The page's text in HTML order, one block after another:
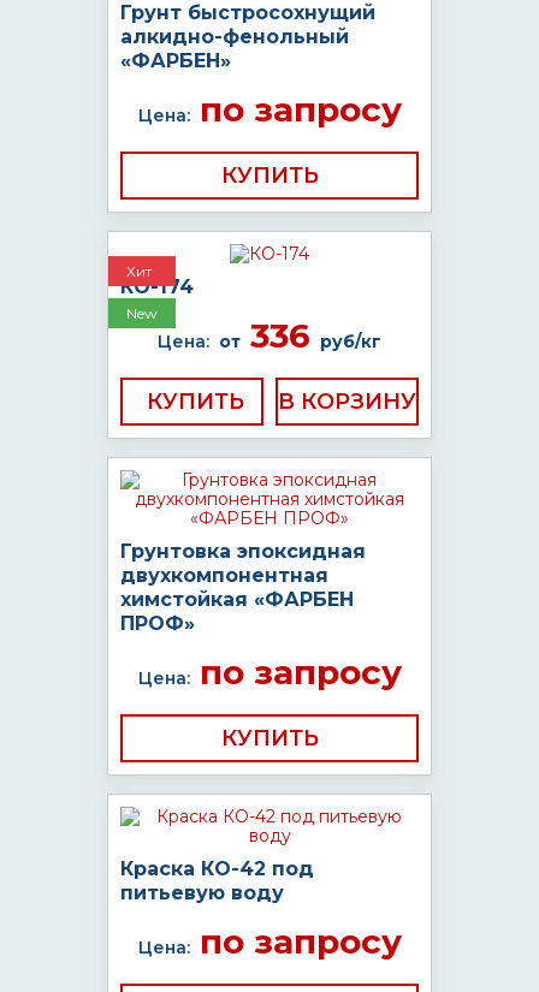
Грунт быстросохнущий
алкидно-фенольный
«ФАРБЕН»
Цена:по запросу
КУПИТЬ
Хит
New
КО-174
Цена: от 336 руб/кг
КУПИТЬ
Грунтовка эпоксидная
двухкомпонентная
химстойкая «ФАРБЕН
ПРОФ»
Цена:по запросу
КУПИТЬ
Краска КО-42 под
питьевую воду
Цена:по запросу